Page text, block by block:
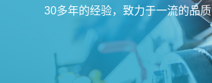
30多年的经验，致力于一流的品质